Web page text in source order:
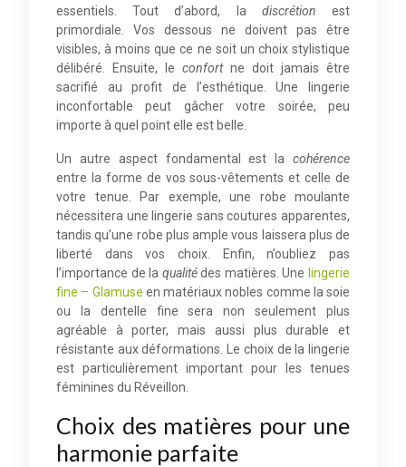
essentiels. Tout d’abord, la discrétionest
primordiale. Vos dessous ne doivent pas être
visibles, à moins que ce ne soit un choix stylistique
délibéré. Ensuite, le confort ne doit jamais être
sacrifié au profit de l’esthétique. Une lingerie
inconfortable peut gâcher votre soirée, peu
importe à quel point elle est belle.
Un autre aspect fondamental est la cohérence
entre la forme de vos sous-vêtements et celle de
votre tenue. Par exemple, une robe moulante
nécessitera une lingerie sans coutures apparentes,
tandis qu’une robe plus ample vous laissera plus de
liberté dans vos choix. Enfin, n’oubliez pas
l’importance de la qualitédes matières. Une lingerie
fine – Glamuse en matériaux nobles comme la soie
ou la dentelle fine sera non seulement plus
agréable à porter, mais aussi plus durable et
résistante aux déformations. Le choix de la lingerie
est particulièrement important pour les tenues
féminines du Réveillon.
Choix des matières pour une
harmonie parfaite